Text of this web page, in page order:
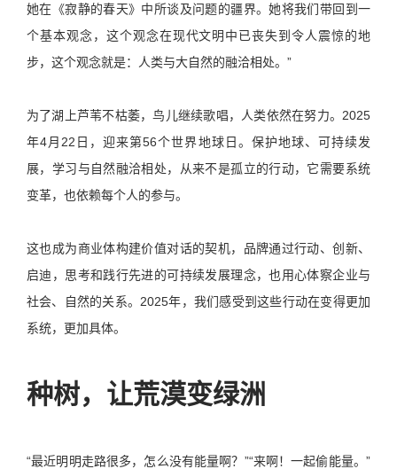
她在《寂静的春天》中所谈及问题的疆界。她将我们带回到一
个基本观念，这个观念在现代文明中已丧失到令人震惊的地
步，这个观念就是：人类与大自然的融洽相处。”
为了湖上芦苇不枯萎，鸟儿继续歌唱，人类依然在努力。2025
年4月22日，迎来第56个世界地球日。保护地球、可持续发
展，学习与自然融洽相处，从来不是孤立的行动，它需要系统
变革，也依赖每个人的参与。
这也成为商业体构建价值对话的契机，品牌通过行动、创新、
启迪，思考和践行先进的可持续发展理念，也用心体察企业与
社会、自然的关系。2025年，我们感受到这些行动在变得更加
系统，更加具体。
种树，让荒漠变绿洲
“最近明明走路很多，怎么没有能量啊？”“来啊！一起偷能量。”